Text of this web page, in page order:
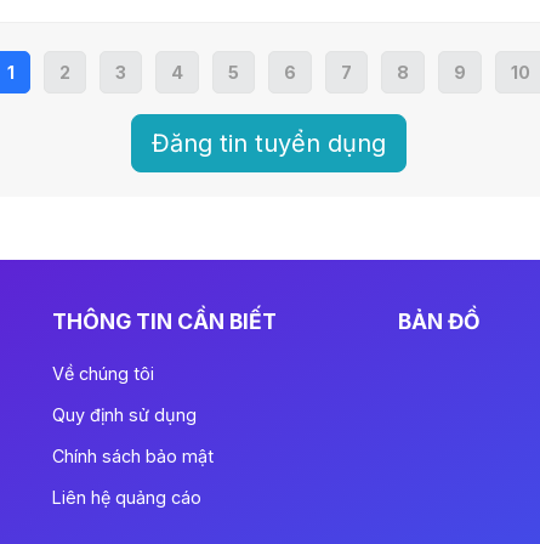
1 2 3 4 5 6 7 8 9 10
Đăng tin tuyển dụng
THÔNG TIN CẦN BIẾT
Về chúng tôi
Quy định sử dụng
Chính sách bảo mật
Liên hệ quảng cáo
BẢN ĐỒ